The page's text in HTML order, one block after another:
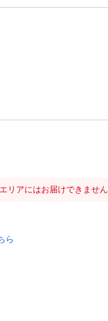
リアにはお届けできません
ら